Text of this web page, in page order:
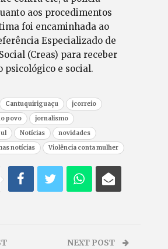
aos procedimentos
foi encaminhada ao
Especializado de
(Creas) para receber
psicológico e social.
Cantuquiriguaçu
jcorreio
povo
jornalismo
Notícias
novidades
notícias Violência conta mulher
NEXT POST